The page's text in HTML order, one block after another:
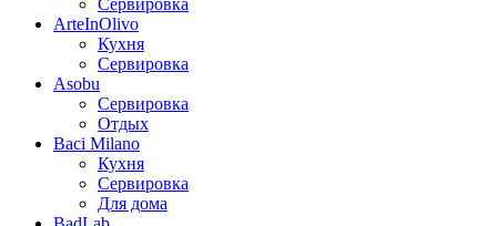
Сервировка
ArteInOlivo
Кухня
Сервировка
Asobu
Сервировка
Отдых
Baci Milano
Кухня
Сервировка
Для дома